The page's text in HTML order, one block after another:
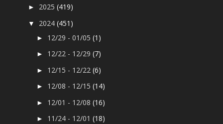
► 2025(419)
▼ 2024(451)
► 12/29 - 01/05(1)
► 12/22 - 12/29(7)
► 12/15 - 12/22(6)
► 12/08 - 12/15(14)
► 12/01 - 12/08(16)
► 11/24 - 12/01(18)